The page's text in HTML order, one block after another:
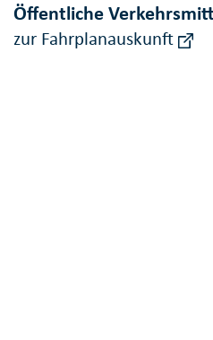
Öffentliche
zur Fahrplanauskunft